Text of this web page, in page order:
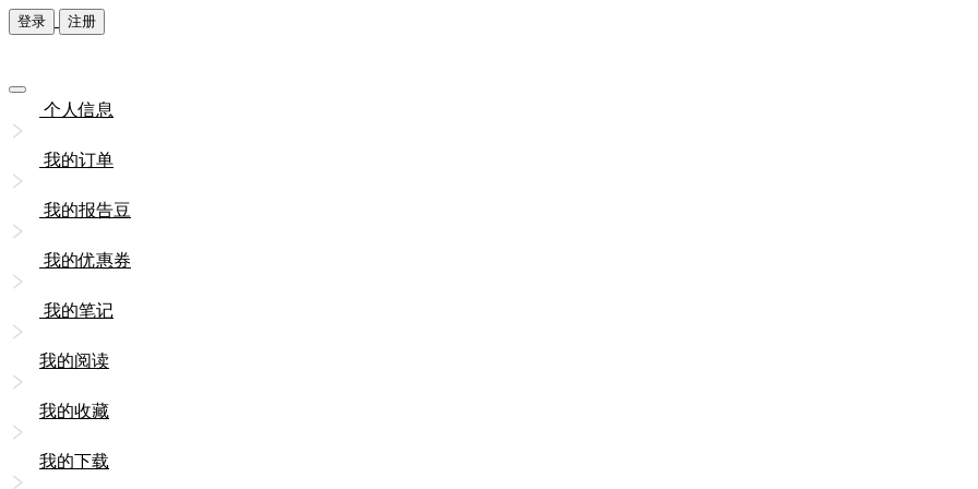
登录 注册
个人信息
我的订单
我的报告豆
我的优惠券
我的笔记
我的阅读
我的收藏
我的下载